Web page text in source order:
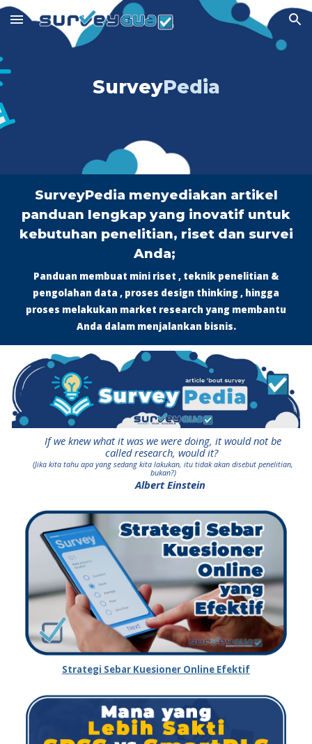
Skip to main content Skip to navigation
SurveyPedia
SurveyPedia menyediakan artikel
panduan lengkap yang inovatif untuk
kebutuhan penelitian, riset dan survei
Anda;
Panduan membuat mini riset , teknik penelitian &
pengolahan data , proses design thinking , hingga
proses melakukan market research yang membantu
Anda dalam menjalankan bisnis.
If we knew what it was we were doing, it would not be
called research, would it?
(Jika kita tahu apa yang sedang kita lakukan, itu tidak akan disebut penelitian,
bukan?)
Albert Einstein
Strategi Sebar Kuesioner Online Efektif